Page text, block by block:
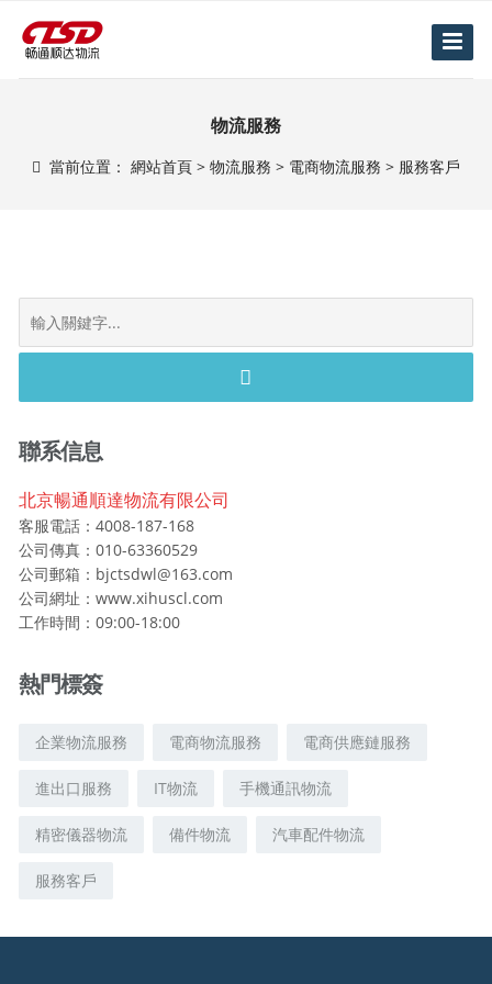
物流服務
當前位置： 網站首頁> 物流服務 > 電商物流服務 > 服務客戶
a
c
f
r
:
聯系信息
北京暢通順達物流有限公司
客服電話：4008-187-168
公司傳真：010-63360529
公司郵箱：bjctsdwl@163.com
公司網址：www.xihuscl.com
工作時間：09:00-18:00
熱門標簽
企業物流服務 電商物流服務 電商供應鏈服務
進出口服務 IT物流 手機通訊物流
精密儀器物流 備件物流 汽車配件物流
服務客戶